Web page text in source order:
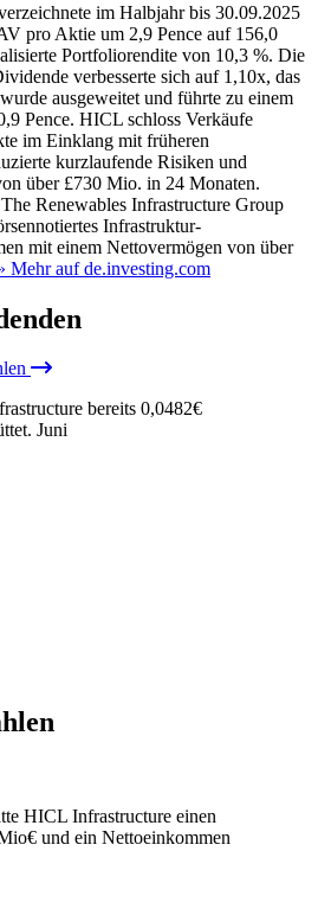
im Halbjahr bis 30.09.2025
pro Aktie um 2,9 Pence auf 156,0
Portfoliorendite von 10,3 %. Die
verbesserte sich auf 1,10x, das
ausgeweitet und führte zu einem
Pence. HICL schloss Verkäufe
im Einklang mit früheren
kurzlaufende Risiken und
über £730 Mio. in 24 Monaten.
Renewables Infrastructure Group
Infrastruktur-
mit einem Nettovermögen von über
Mehr auf de.investing.com
bereits 0,0482€
Juni
HICL Infrastructure einen
€ und ein Nettoeinkommen